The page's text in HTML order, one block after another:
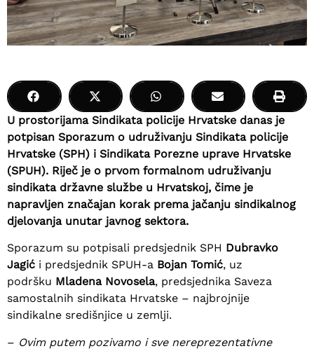
U prostorijama Sindikata policije Hrvatske danas je
potpisan Sporazum o udruživanju Sindikata policije
Hrvatske (SPH) i Sindikata Porezne uprave Hrvatske
(SPUH). Riječ je o prvom formalnom udruživanju
sindikata državne službe u Hrvatskoj, čime je
napravljen značajan korak prema jačanju sindikalnog
djelovanja unutar javnog sektora.
Sporazum su potpisali predsjednik SPH Dubravko
Jagić i predsjednik SPUH-a Bojan Tomić, uz
podršku Mladena Novosela, predsjednika Saveza
samostalnih sindikata Hrvatske – najbrojnije
sindikalne središnjice u zemlji.
– Ovim putem pozivamo i sve nereprezentativne